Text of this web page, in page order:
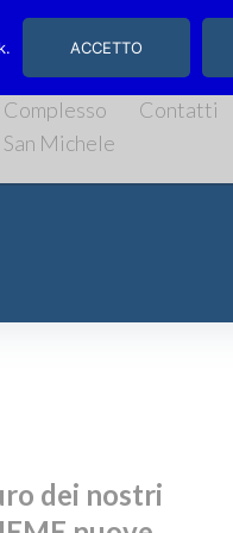
Complesso
San Michele
Contatti
dei nostri
ACCETTO